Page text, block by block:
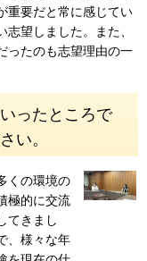
重要だと常に感じてい
望しました。また、
ったのも志望理由の一
ったところで
い。
くの環境の
極的に交流
てきまし
、様々な年